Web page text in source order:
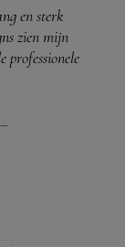
en sterk
zien mijn